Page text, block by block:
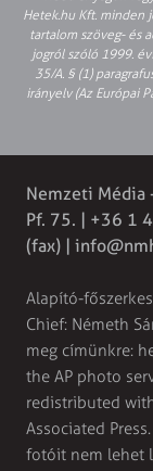
Hetek.hu Kft. minden
tartalom szöveg- és
jogról szóló 1999.
35/A. § (1)
irányelv (Az Európai
Nemzeti Média
Pf. 75. | +36 1
(fax) |
Alapító-
Chief: Németh
meg címünkre:
the AP photo
redistributed
Associated
fotóit nem lehet